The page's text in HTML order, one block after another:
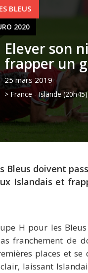
2020
BLEUS
2020
Elever son
frapper un
25 mars 2019
> France - Islande (20h45)
Bleus doivent
Islandais et
H pour les
franchement de
places et
laissant